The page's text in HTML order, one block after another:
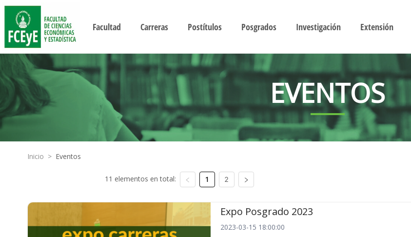
Facultad Carreras Postítulos Posgrados Investigación Extensión
EVENTOS
Inicio > Eventos
11 elementos en total: 1 2
Expo Posgrado 2023
2023-03-15 18:00:00